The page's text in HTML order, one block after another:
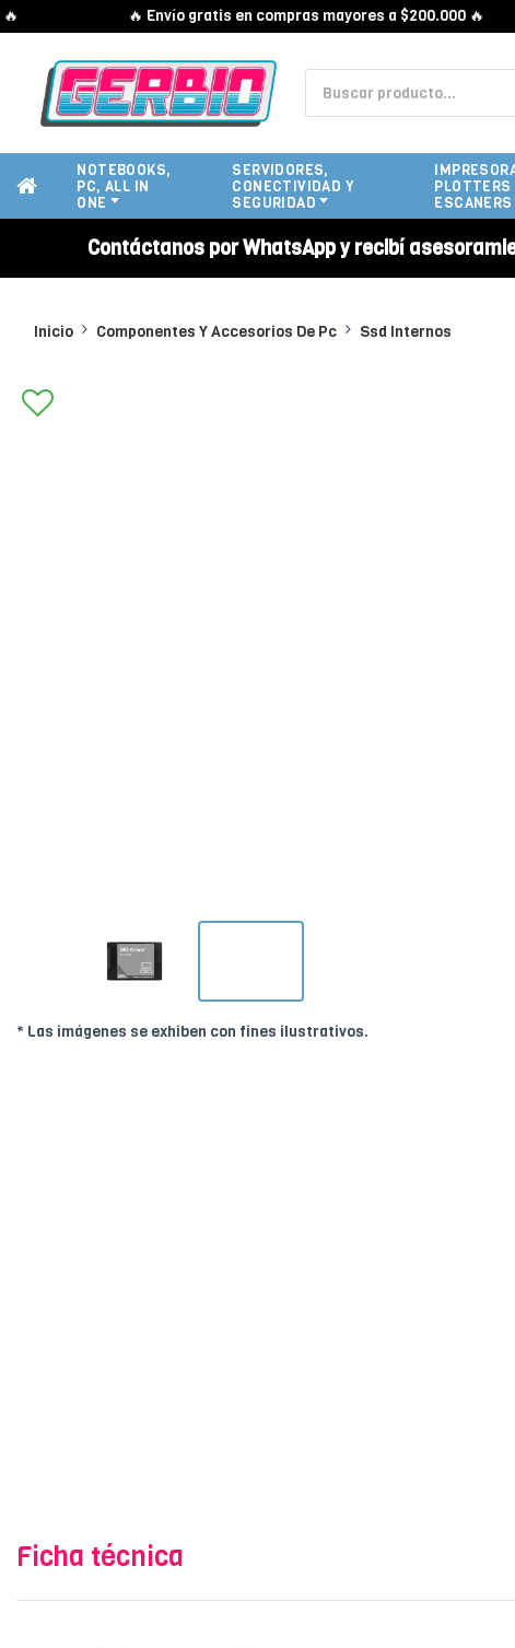
🔥 Envío gratis en compras mayores a $200.000 🔥
NOTEBOOKS,
PC, ALL IN
ONE
SERVIDORES,
CONECTIVIDAD Y
SEGURIDAD
PLOTTERS
ESCANERS
Contáctanos por WhatsApp y recibí
Inicio Componentes Y Accesorios De Pc Ssd Internos
* Las imágenes se exhiben con fines ilustrativos.
Ficha técnica